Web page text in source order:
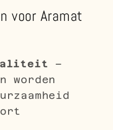
voor Aramat
–
worden